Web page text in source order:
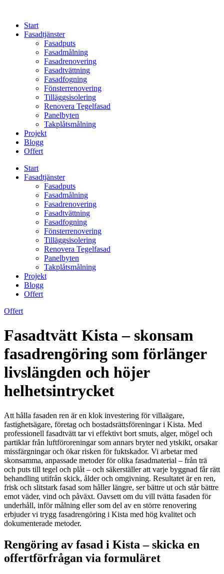
contentStart
Fasadtjänster
Fasadputs
Fasadmålning
Fasadrenovering
Fasadtvättning
Fasadfogning
Fönsterrenovering
Tilläggsisolering
Renovera Tegelfasad
Panelbyten
Takplåtsmålning
Projekt
Blogg
Offert
Start
Fasadtjänster
Fasadputs
Fasadmålning
Fasadrenovering
Fasadtvättning
Fasadfogning
Fönsterrenovering
Tilläggsisolering
Renovera Tegelfasad
Panelbyten
Takplåtsmålning
Projekt
Blogg
Offert
Offert
Fasadtvätt Kista – skonsam
fasadrengöring som förlänger
livslängden och höjer
helhetsintrycket
Att hålla fasaden ren är en klok investering för villaägare,
fastighetsägare, företag och bostadsrättsföreningar i Kista. Med
professionell fasadtvätt tar vi effektivt bort smuts, alger, mögel och
partiklar från luftföroreningar som annars bryter ned ytskikt, orsakar
missfärgningar och ökar risken för fuktskador. Vi arbetar med
skonsamma, anpassade metoder för olika fasadmaterial – från trä
och puts till tegel och plåt – och säkerställer att varje byggnad får rätt
behandling utifrån skick, ålder och omgivning. Resultatet är en ren,
frisk och slitstark fasad som håller längre, ser bättre ut och står bättre
emot väder, vind och påväxt. Oavsett om du vill tvätta fasaden för
underhåll, inför målning eller som del av en större renovering
erbjuder vi trygg fasadrengöring i Kista med hög kvalitet och
dokumenterade metoder.
Rengöring av fasad i Kista – skicka en
offertförfrågan via formuläret